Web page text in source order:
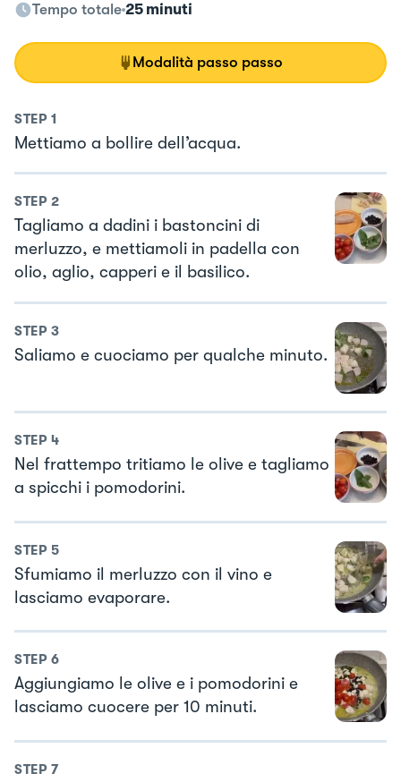
Tempo totale 25 minuti
Modalità passo passo
STEP 1
Mettiamo a bollire dell’acqua.
STEP 2
Tagliamo a dadini i bastoncini di
merluzzo, e mettiamoli in padella con
olio, aglio, capperi e il basilico.
STEP 3
Saliamo e cuociamo per qualche minuto.
STEP 4
Nel frattempo tritiamo le olive e tagliamo
a spicchi i pomodorini.
STEP 5
Sfumiamo il merluzzo con il vino e
lasciamo evaporare.
STEP 6
Aggiungiamo le olive e i pomodorini e
lasciamo cuocere per 10 minuti.
STEP 7